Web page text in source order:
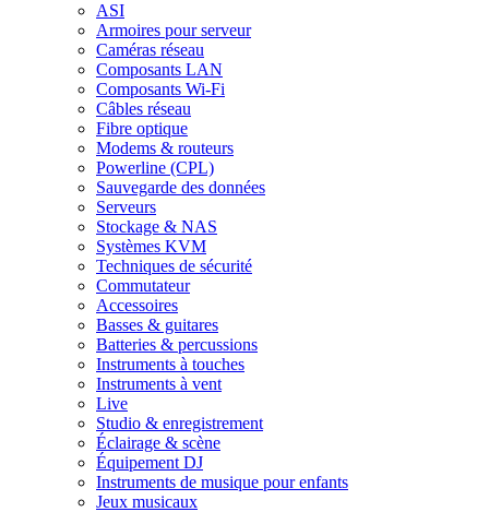
ASI
Armoires pour serveur
Caméras réseau
Composants LAN
Composants Wi-Fi
Câbles réseau
Fibre optique
Modems & routeurs
Powerline (CPL)
Sauvegarde des données
Serveurs
Stockage & NAS
Systèmes KVM
Techniques de sécurité
Commutateur
Accessoires
Basses & guitares
Batteries & percussions
Instruments à touches
Instruments à vent
Live
Studio & enregistrement
Éclairage & scène
Équipement DJ
Instruments de musique pour enfants
Jeux musicaux